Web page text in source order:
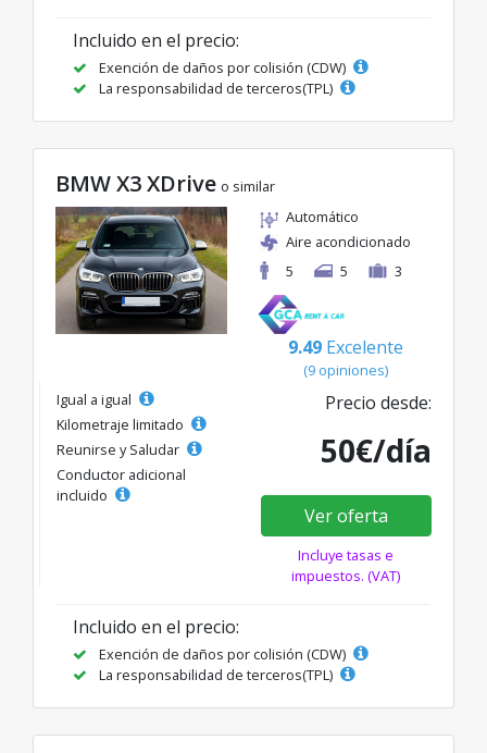
Incluido en el precio:
Exención de daños por colisión (CDW)
La responsabilidad de terceros(TPL)
BMW X3 XDrive o similar
Automático
Aire acondicionado
5
5 3
9.49 Excelente
(9 opiniones)
Igual a igual
Kilometraje limitado
Reunirse y Saludar
Conductor adicional
incluido
Precio desde:
50€/día
Ver oferta
Incluye tasas e
impuestos. (VAT)
Incluido en el precio:
Exención de daños por colisión (CDW)
La responsabilidad de terceros(TPL)